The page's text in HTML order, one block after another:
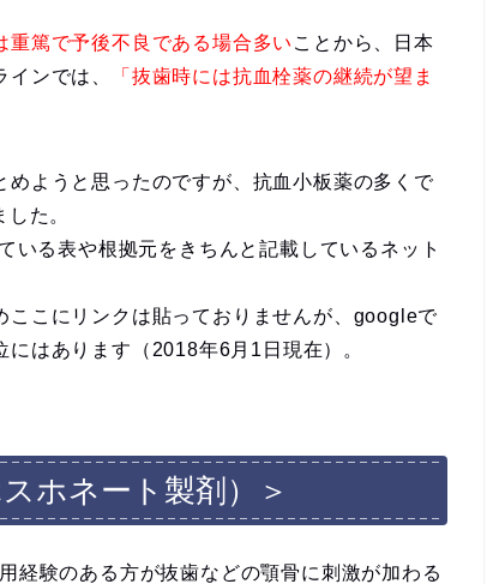
重篤で予後不良である場合多い ことから、日本
ンでは、
「抜歯時には抗血栓薬の継続が望ま
ようと思ったのですが、抗血小板薬の多くで
た。
いる表や根拠元をきちんと記載しているネット
こにリンクは貼っておりませんが、googleで
はあります（2018年6月1日現在）。
ホネート製剤）＞
経験のある方が抜歯などの顎骨に刺激が加わる